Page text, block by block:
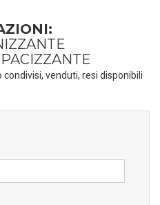
venduti, resi disponibili